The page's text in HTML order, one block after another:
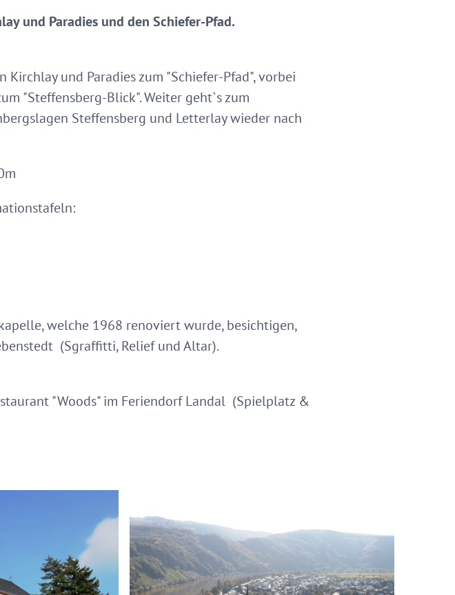
und Paradies und den Schiefer-Pfad.
und Paradies zum "Schiefer-Pfad", vorbei
"Steffensberg-Blick". Weiter geht`s zum
Steffensberg und Letterlay wieder nach
welche 1968 renoviert wurde, besichtigen,
(Sgraffitti, Relief und Altar).
"Woods" im Feriendorf Landal (Spielplatz &